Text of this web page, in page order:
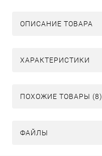
ОПИСАНИЕ ТОВАРА
ХАРАКТЕРИСТИКИ
ПОХОЖИЕ ТОВАРЫ (8)
ФАЙЛЫ